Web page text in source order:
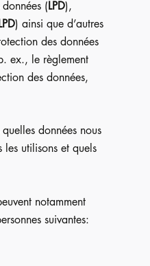
(LPD),
) ainsi que d’autres
des données
ex., le règlement
des données,
données nous
utilisons et quels
notamment
suivantes: